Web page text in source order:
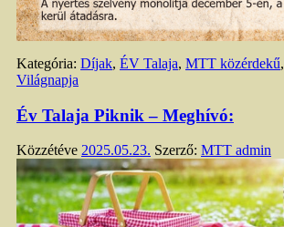
Kategória: Díjak, ÉV Talaja, MTT közérdekű,
Világnapja
Év Talaja Piknik – Meghívó:
Közzétéve 2025.05.23. Szerző: MTT admin